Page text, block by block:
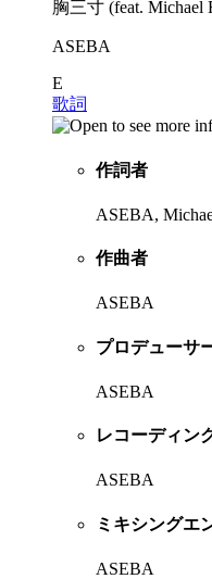
胸三寸 (feat. Michael
ASEBA
E
歌詞
作詞者
ASEBA,
作曲者
ASEBA
プロデューサ
ASEBA
レコーディン
ASEBA
ミキシングエ
ASEBA